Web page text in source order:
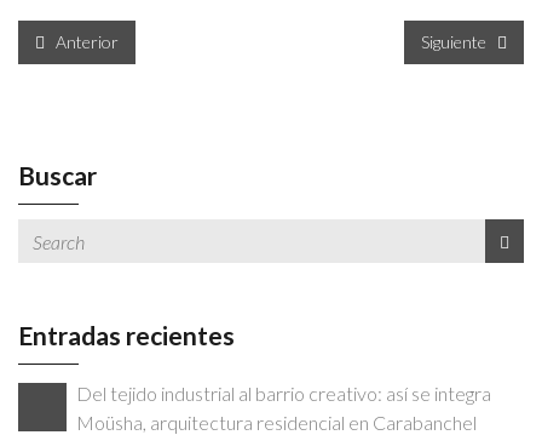
Anterior Siguiente
Buscar
Entradas recientes
Del tejido industrial al barrio creativo: así se integra
Moüsha, arquitectura residencial en Carabanchel